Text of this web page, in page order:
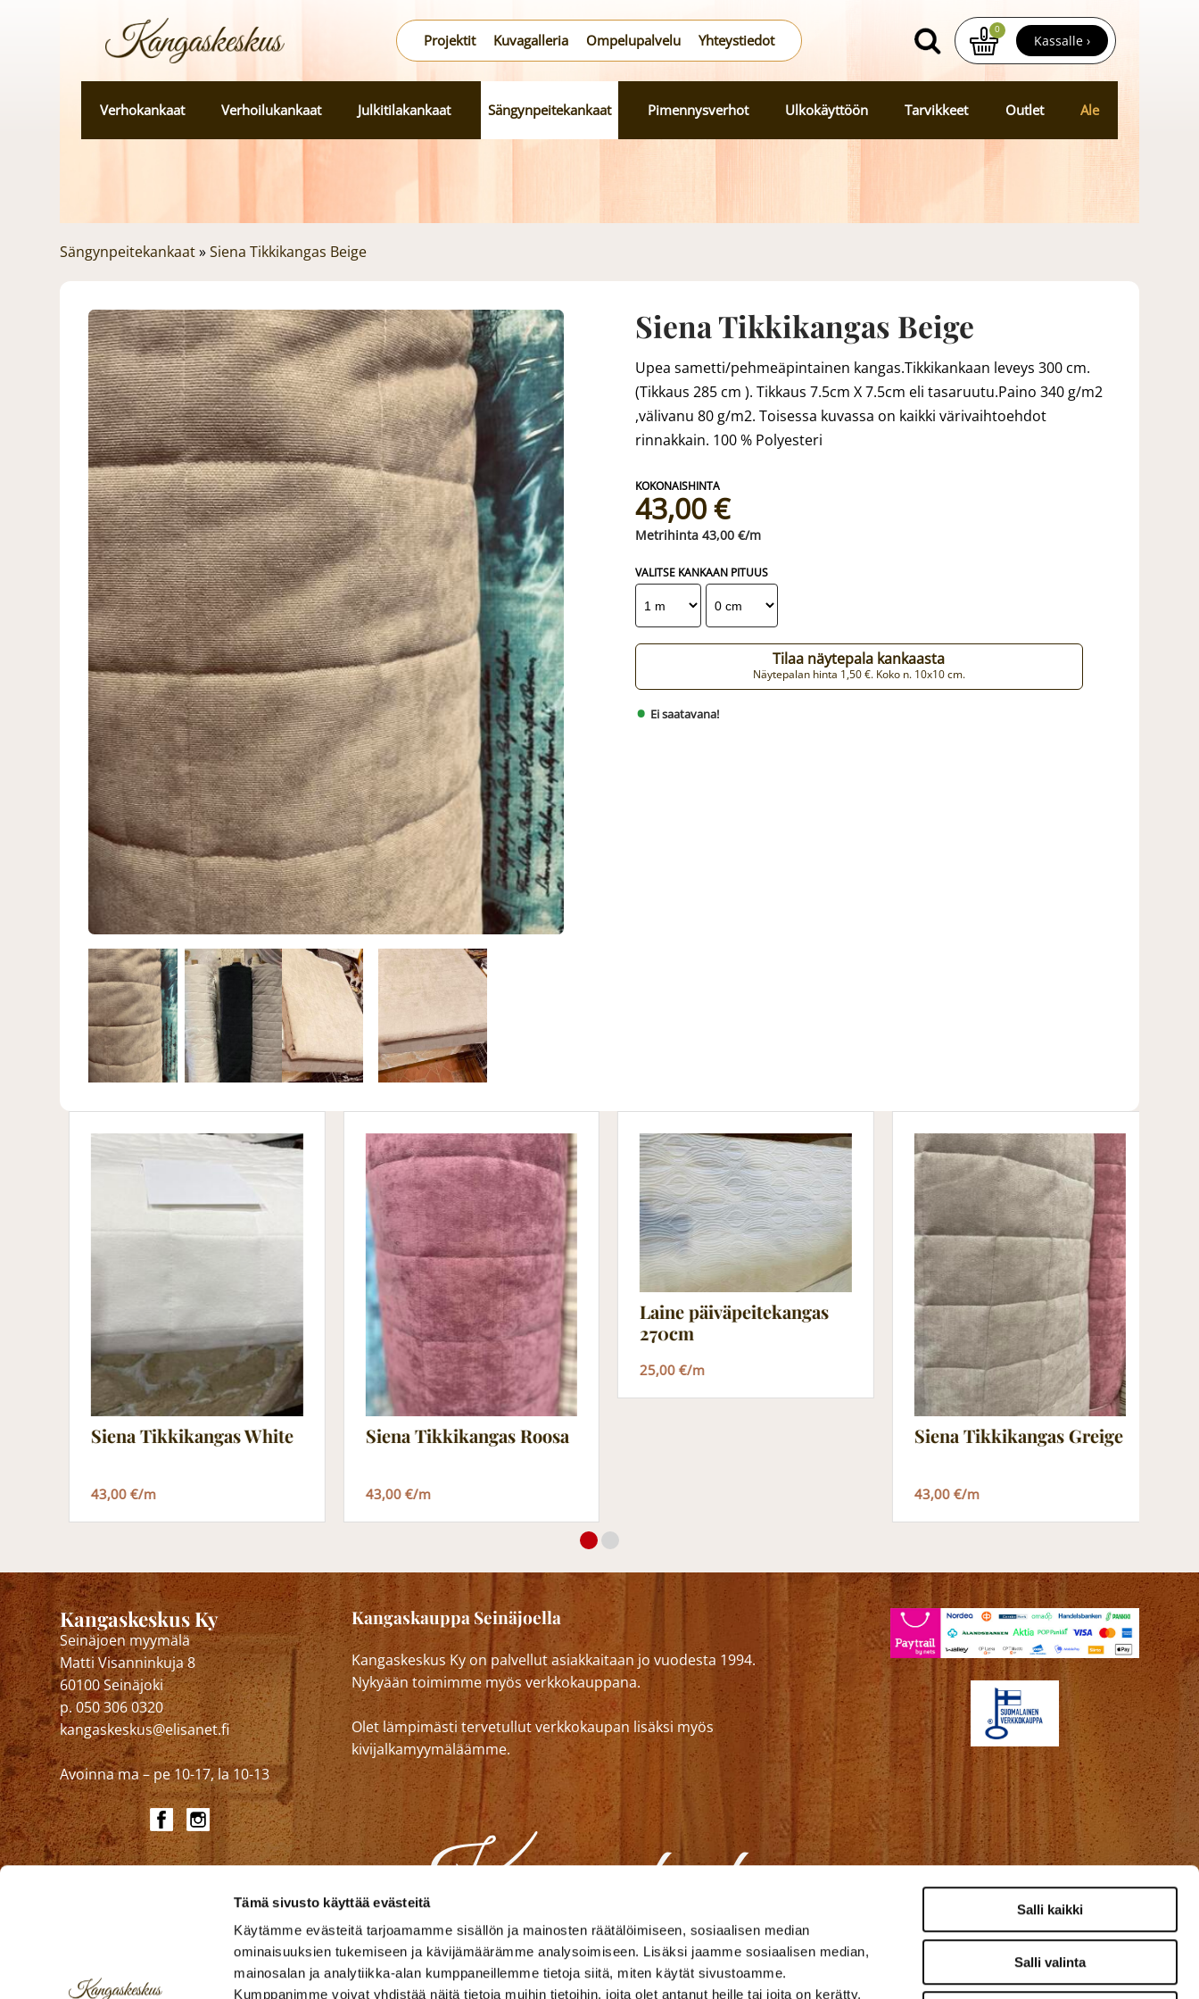
Tämä sivusto käyttää evästeitä
Käytämme evästeitä tarjoamamme sisällön ja mainosten räätälöimiseen, sosiaalisen median
ominaisuuksien tukemiseen ja kävijämäärämme analysoimiseen. Lisäksi jaamme sosiaalisen median,
mainosalan ja analytiikka-alan kumppaneillemme tietoja siitä, miten käytät sivustoamme.
Kumppanimme voivat yhdistää näitä tietoja muihin tietoihin, joita olet antanut heille tai joita on kerätty,
Salli kaikki
Salli valinta
Projektit Kuvagalleria Ompelupalvelu Yhteystiedot
0
Kassalle ›
Verhokankaat Verhoilukankaat Julkitilakankaat Sängynpeitekankaat Pimennysverhot Ulkokäyttöön Tarvikkeet Outlet Ale
Sängynpeitekankaat»Siena Tikkikangas Beige
Siena Tikkikangas Beige
Upea sametti/pehmeäpintainen kangas.Tikkikankaan leveys 300 cm.
(Tikkaus 285 cm ). Tikkaus 7.5cm X 7.5cm eli tasaruutu.Paino 340 g/m2
,välivanu 80 g/m2. Toisessa kuvassa on kaikki värivaihtoehdot
rinnakkain. 100 % Polyesteri
43,00 €
43,00 €/m
VALITSE KANKAAN PITUUS
Tilaa näytepala kankaasta
Näytepalan hinta 1,50 €. Koko n. 10x10 cm.
Ei saatavana!
Siena Tikkikangas White
43,00 €/m
Siena Tikkikangas Roosa
43,00 €/m
Laine päiväpeitekangas
270cm
25,00 €/m
Siena Tikkikangas Greige
43,00 €/m
Kangaskeskus Ky
Seinäjoen myymälä
Matti Visanninkuja 8
60100 Seinäjoki
p. 050 306 0320
kangaskeskus@elisanet.fi
Avoinna ma – pe 10-17, la 10-13
Kangaskauppa Seinäjoella
Kangaskeskus Ky on palvellut asiakkaitaan jo vuodesta 1994.
Nykyään toimimme myös verkkokauppana.
Olet lämpimästi tervetullut verkkokaupan lisäksi myös
kivijalkamyymäläämme.